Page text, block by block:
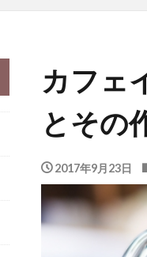
カフェ
とその
2017年9月23日